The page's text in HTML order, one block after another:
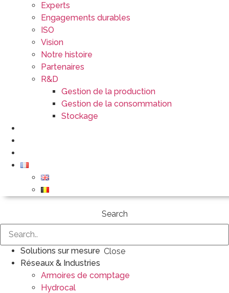
Experts
Engagements durables
ISO
Vision
Notre histoire
Partenaires
R&D
Gestion de la production
Gestion de la consommation
Stockage
Search
Close
Solutions sur mesure
Réseaux & Industries
Armoires de comptage
Hydrocal